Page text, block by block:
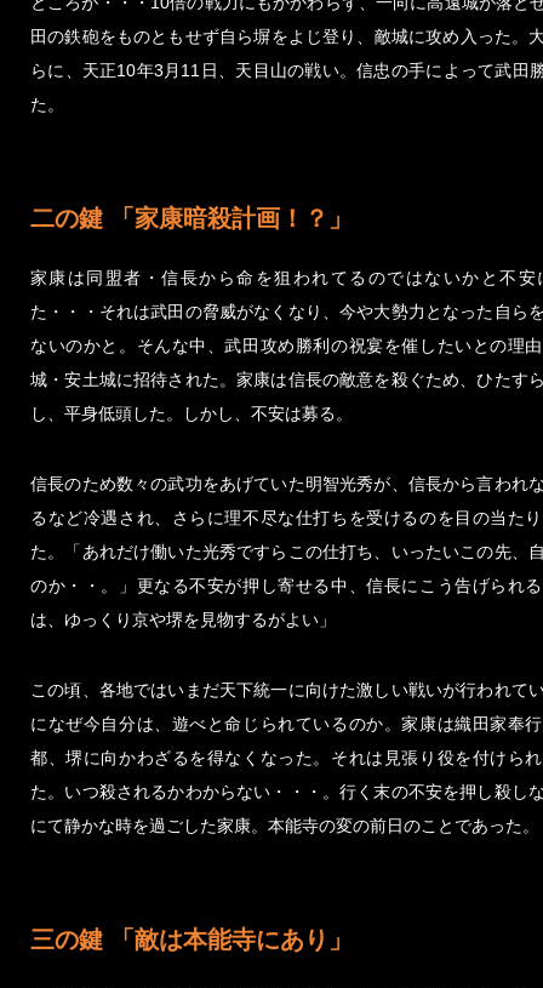
田の鉄砲をものともせず自ら塀をよじ登り、敵城に攻め入った
らに、天正10年3月11日、天目山の戦い。信忠の手によって武
た。
二の鍵 「家康暗殺計画！？」
家康は同盟者・信長から命を狙われてるのではないかと不安
た・・・それは武田の脅威がなくなり、今や大勢力となった自ら
ないのかと。そんな中、武田攻め勝利の祝宴を催したいとの理
城・安土城に招待された。家康は信長の敵意を殺ぐため、ひたす
し、平身低頭した。しかし、不安は募る。
信長のため数々の武功をあげていた明智光秀が、信長から言われ
るなど冷遇され、さらに理不尽な仕打ちを受けるのを目の当た
た。「あれだけ働いた光秀ですらこの仕打ち、いったいこの先、
のか・・。」更なる不安が押し寄せる中、信長にこう告げられ
は、ゆっくり京や堺を見物するがよい」
この頃、各地ではいまだ天下統一に向けた激しい戦いが行われて
になぜ今自分は、遊べと命じられているのか。家康は織田家奉
都、堺に向かわざるを得なくなった。それは見張り役を付けら
た。いつ殺されるかわからない・・・。行く末の不安を押し殺し
にて静かな時を過ごした家康。本能寺の変の前日のことであった。
三の鍵 「敵は本能寺にあり」